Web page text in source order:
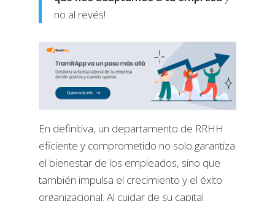
no al revés!
En definitiva, un departamento de RRHH
eficiente y comprometido no solo garantiza
el bienestar de los empleados, sino que
también impulsa el crecimiento y el éxito
organizacional. Al cuidar de su capital